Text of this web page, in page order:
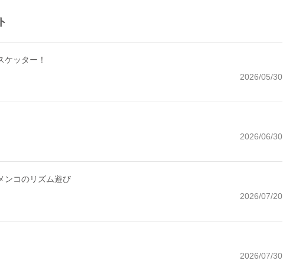
ッター！
2026/05/30
2026/06/30
ンコのリズム遊び
2026/07/20
2026/07/30